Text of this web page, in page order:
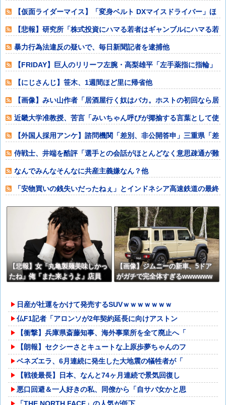
ｗｗｗｗ他
【仮面ライダーマイス】「変身ベルト DXマイスドライバー」ほ
か【DMM・
【悲報】研究所「株式投資にハマる若者はギャンブルにハマる若
者と同じ傾向が
暴力行為法違反の疑いで、毎日新聞記者を逮捕他
【FRIDAY】巨人のリリーフ左腕・高梨雄平「左手薬指に指輪」
でお泊まり
【にじさんじ】笹木、1週間ほど里に帰省他
【画像】みい山作者「居酒屋行く奴はバカ。ホストの初回なら居
酒屋より安く飲
近畿大学准教授、苦言「みいちゃん呼びが揶揄する言葉として使
われ、当事者か
【外国人採用アンケ】諮問機関「差別、非公開答申」三重県「差
別に当たらず、
侍戦士、井端を酷評「選手との会話がほとんどなく意思疎通が難
なんでみんなそんなに共産主義嫌なん？他
「安物買いの銭失いだったねぇ」とインドネシア高速鉄道の最終
【悲報】女「丸亀製麺美味しかっ
たね」俺「また来ようよ」店員
くないよな？？？？？？？？
【画像】ジムニーの新車、5ドア
がガチで完全体すぎるwwwwww
日産が社運をかけて発売するSUVｗｗｗｗｗｗｗ
仏F1記者「アロンソが2年契約延長に向けアストン
【衝撃】兵庫県斎藤知事、海外事業所を全て廃止へ「
【朗報】セクシーさとキュートな上原歩夢ちゃんのフ
ベネズエラ、6月連続に発生した大地震の犠牲者が「
【戦後最長】日本、なんと74ヶ月連続で景気回復し
悪口回避＆一人好きの私、同僚から「自サバ女かと思